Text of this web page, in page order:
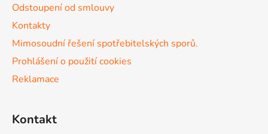
Odstoupení od smlouvy
Kontakty
Mimosoudní řešení spotřebitelských sporů.
Prohlášení o použití cookies
Reklamace
Kontakt